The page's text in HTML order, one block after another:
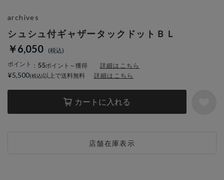
シュシュ付ギャザータックドットＢＬ
￥6,050
ポイント ： 55ポイント～獲得 詳細はこちら
カートに入れる
店舗在庫表示
archives
¥5,500 以上で送料無料 詳細はこちら